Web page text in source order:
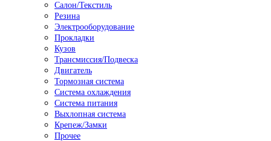
Салон/Текстиль
Резина
Электрооборудование
Прокладки
Кузов
Трансмиссия/Подвеска
Двигатель
Тормозная система
Система охлаждения
Система питания
Выхлопная система
Крепеж/Замки
Прочее